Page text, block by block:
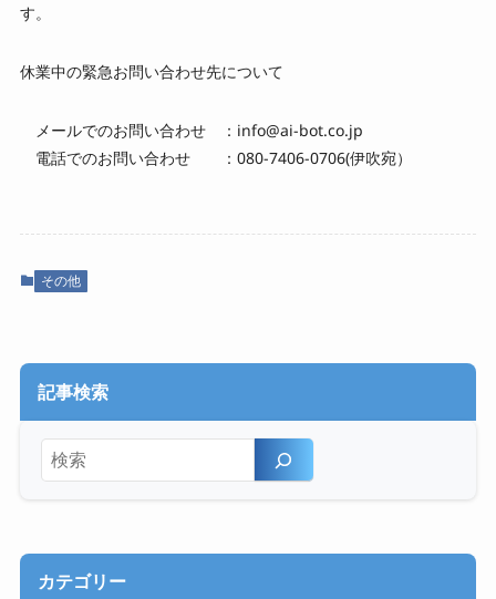
す。
休業中の緊急お問い合わせ先について
メールでのお問い合わせ ：info@ai-bot.co.jp
電話でのお問い合わせ ：080-7406-0706(伊吹宛）
その他
記事検索
検索
カテゴリー